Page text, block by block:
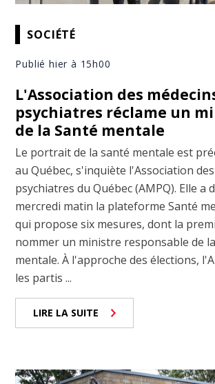
SOCIÉTÉ
Publié hier à 15h00
L'Association des
psychiatres réclame un
de la Santé mentale
Le portrait de la santé mentale est
au Québec, s'inquiète l'Association
psychiatres du Québec (AMPQ). Elle a
mercredi matin la plateforme Santé
qui propose six mesures, dont la
nommer un ministre responsable de
mentale. À l'approche des élections,
les partis ...
LIRE LA SUITE